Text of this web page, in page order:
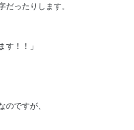
だったりします。
す！！」
のですが、